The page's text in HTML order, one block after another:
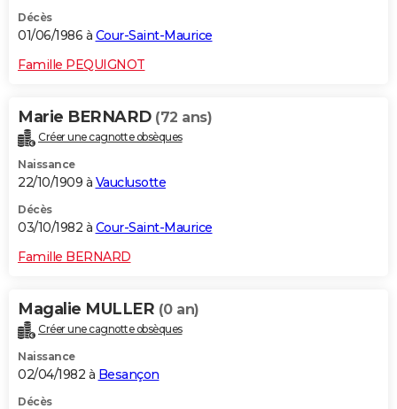
Décès
01/06/1986 à Cour-Saint-Maurice
Famille PEQUIGNOT
Marie BERNARD (72 ans)
Créer une cagnotte obsèques
Naissance
22/10/1909 à Vauclusotte
Décès
03/10/1982 à Cour-Saint-Maurice
Famille BERNARD
Magalie MULLER (0 an)
Créer une cagnotte obsèques
Naissance
02/04/1982 à Besançon
Décès